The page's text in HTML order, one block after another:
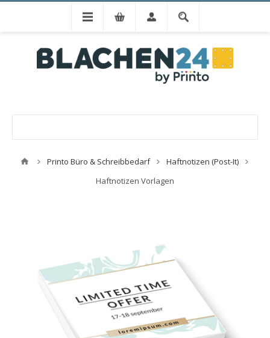
Printo Büro & Schreibbedarf
Haftnotizen (Post-It)
Haftnotizen Vorlagen